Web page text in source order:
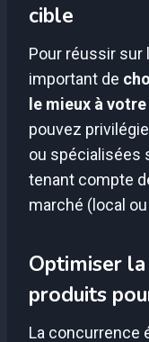
cible
Pour réussir sur
important de
le mieux à
pouvez
ou spécialisées
tenant compte
marché (local
Optimiser
produits
La concurrence